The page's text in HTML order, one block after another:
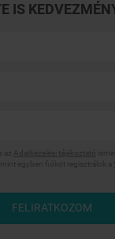
IS
FELIRATKOZOM